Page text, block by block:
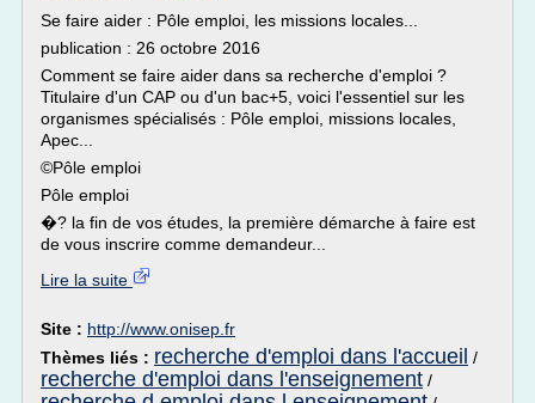
Se faire aider : Pôle emploi, les missions locales...
publication : 26 octobre 2016
Comment se faire aider dans sa recherche d'emploi ?
Titulaire d'un CAP ou d'un bac+5, voici l'essentiel sur les
organismes spécialisés : Pôle emploi, missions locales,
Apec...
©Pôle emploi
Pôle emploi
�? la fin de vos études, la première démarche à faire est
de vous inscrire comme demandeur...
Lire la suite
Site : http://www.onisep.fr
Thèmes liés : recherche d'emploi dans l'accueil /
recherche d'emploi dans l'enseignement /